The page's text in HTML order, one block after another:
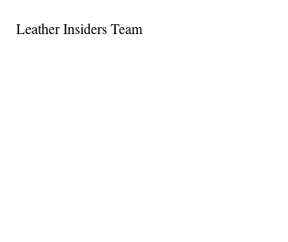
Leather Insiders Team